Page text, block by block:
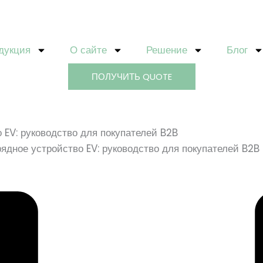
О сайте Решение Блог
ПОЛУЧИТЬ QUOTE
руководство для покупателей B2B
устройство EV: руководство для покупателей B2B